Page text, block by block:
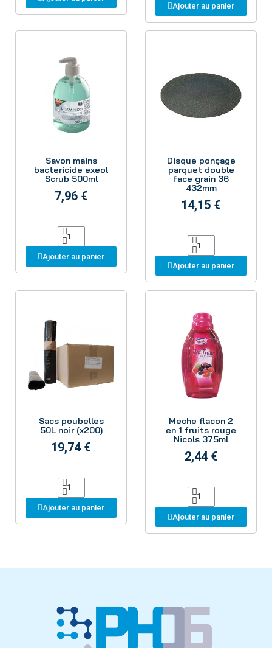
Ajouter au panier
Savon mains
bactericide exeol
Scrub 500ml
7,96 €
Ajouter au panier
Disque ponçage
parquet double
face grain 36
432mm
14,15 €
Ajouter au panier
Sacs poubelles
50L noir (x200)
19,74 €
Ajouter au panier
Meche flacon 2
en 1 fruits rouge
Nicols 375ml
2,44 €
Ajouter au panier